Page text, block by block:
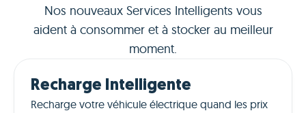
Nos nouveaux Services Intelligents vous
aident à consommer et à stocker au meilleur
moment.
Recharge Intelligente
Recharge votre véhicule électrique quand les prix